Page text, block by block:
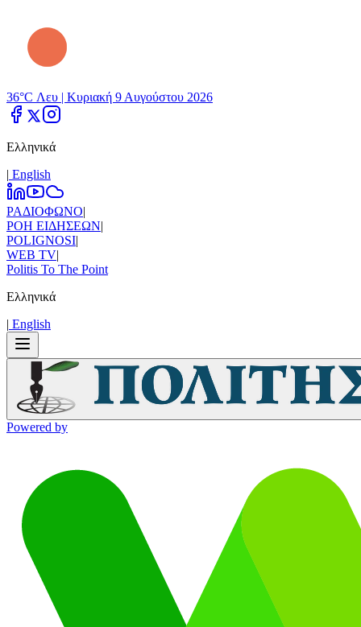
36°C Λευ | Κυριακή 9 Αυγούστου 2026
Ελληνικά
| Εnglish
ΡΑΔΙΟΦΩΝΟ|
ΡΟΗ ΕΙΔΗΣΕΩΝ|
POLIGNOSI|
WEB TV|
Politis To The Point
Ελληνικά
| Εnglish
Powered by